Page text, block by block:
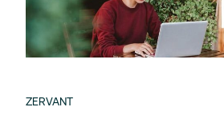
ZERVANT